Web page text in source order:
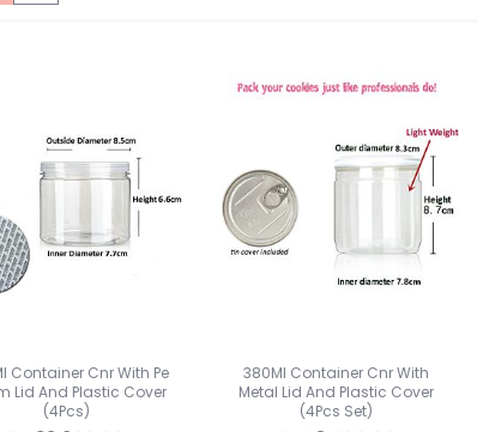
Container Cnr With Pe
Lid And Plastic Cover
(4Pcs)
380Ml Container Cnr With
Metal Lid And Plastic Cover
(4Pcs Set)